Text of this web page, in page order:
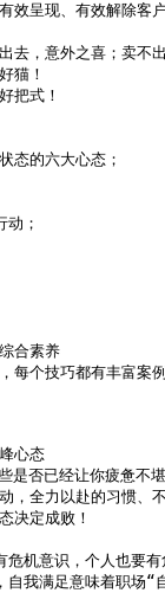
效呈现、有效解除客
去，意外之喜；卖不
猫！
把式！
态的六大心态；
；
合素养
每个技巧都有丰富案
心态
否已经让你疲惫不
，全力以赴的习惯、
决定成败！
危机意识，个人也要
自我满足意味着职场“